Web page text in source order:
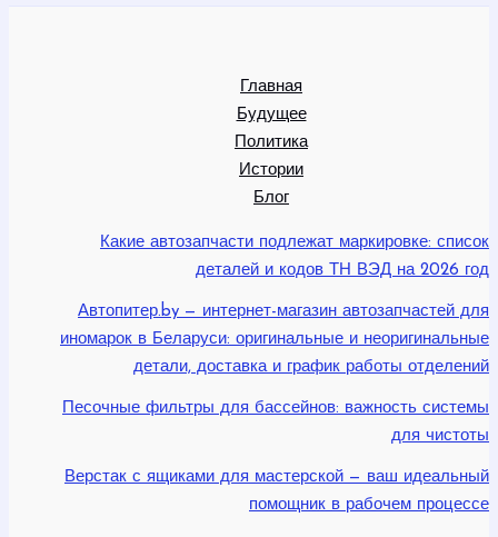
Главная
Будущее
Политика
Истории
Блог
Какие автозапчасти подлежат маркировке: список
деталей и кодов ТН ВЭД на 2026 год
Автопитер.by — интернет-магазин автозапчастей для
иномарок в Беларуси: оригинальные и неоригинальные
детали, доставка и график работы отделений
Песочные фильтры для бассейнов: важность системы
для чистоты
Верстак с ящиками для мастерской — ваш идеальный
помощник в рабочем процессе